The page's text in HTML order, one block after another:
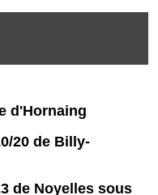
d'Hornaing
20 de Billy-
de Noyelles sous